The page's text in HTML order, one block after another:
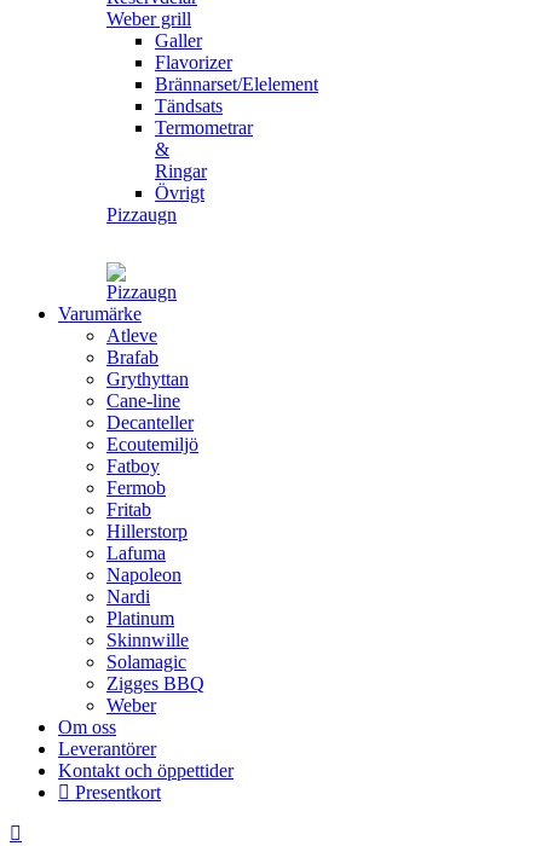
Weber grill
Galler
Flavorizer
Brännarset/Elelement
Tändsats
Termometrar
&
Ringar
Övrigt
Pizzaugn
Varumärke
Atleve
Brafab
Grythyttan
Cane-line
Decanteller
Ecoutemiljö
Fatboy
Fermob
Fritab
Hillerstorp
Lafuma
Napoleon
Nardi
Platinum
Skinnwille
Solamagic
Zigges BBQ
Weber
Om oss
Leverantörer
Kontakt och öppettider
Presentkort